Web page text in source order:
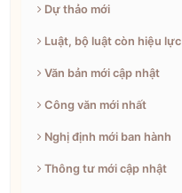
Dự thảo mới
Luật, bộ luật còn hiệu lực
Văn bản mới cập nhật
Công văn mới nhất
Nghị định mới ban hành
Thông tư mới cập nhật